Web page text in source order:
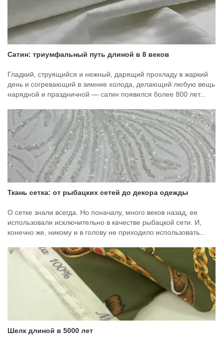
Сатин: триумфальный путь длиной в 8 веков
Гладкий, струящийся и нежный, дарящий прохладу в жаркий
день и согревающий в зимние холода, делающий любую вещь
нарядной и праздничной — сатин появился более 800 лет...
Ткань сетка: от рыбацких сетей до декора одежды
О сетке знали всегда. Но поначалу, много веков назад, ее
использовали исключительно в качестве рыбацкой сети. И,
конечно же, никому и в голову не приходило использовать...
Шелк длиной в 5000 лет